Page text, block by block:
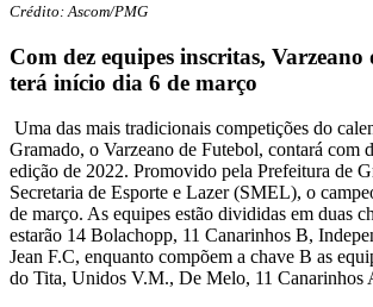
Crédito: Ascom/PMG
Com dez equipes inscritas,
terá início dia 6 de março
Uma das mais tradicionais competições do
Gramado, o Varzeano de Futebol, contará com
edição de 2022. Promovido pela Prefeitura de
Secretaria de Esporte e Lazer (SMEL), o
de março. As equipes estão divididas em duas
estarão 14 Bolachopp, 11 Canarinhos B,
Jean F.C, enquanto compõem a chave B as
do Tita, Unidos V.M., De Melo, 11 Canarinhos